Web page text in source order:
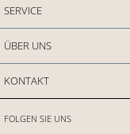
SERVICE
ÜBER UNS
KONTAKT
FOLGEN SIE UNS